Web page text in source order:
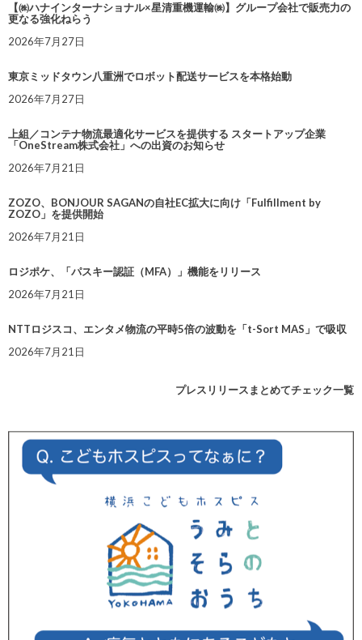
【㈱ハナインターナショナル×星清重機運輸㈱】グループ会社で販売力の
更なる強化ねらう
2026年7月27日
東京ミッドタウン八重洲でロボット配送サービスを本格始動
2026年7月27日
上組／コンテナ物流最適化サービスを提供する スタートアップ企業
「OneStream株式会社」への出資のお知らせ
2026年7月21日
ZOZO、BONJOUR SAGANの自社EC拡大に向け「Fulfillment by
ZOZO」を提供開始
2026年7月21日
ロジポケ、「パスキー認証（MFA）」機能をリリース
2026年7月21日
NTTロジスコ、エンタメ物流の平時5倍の波動を「t-Sort MAS」で吸収
2026年7月21日
プレスリリースまとめてチェック一覧